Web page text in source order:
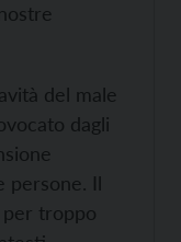
del male
dagli
persone. Il
troppo